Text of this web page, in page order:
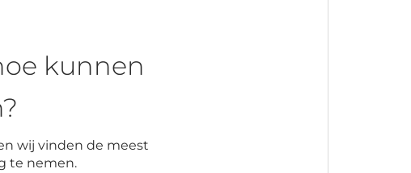
kunnen
wij vinden de meest
te nemen.